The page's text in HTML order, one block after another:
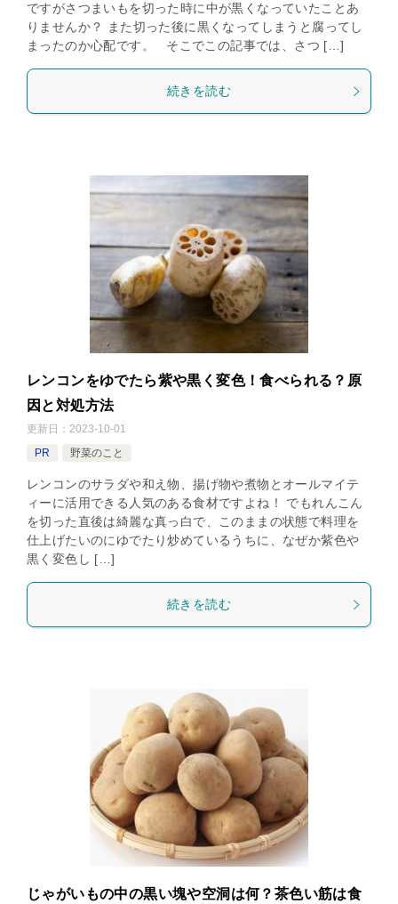
ですがさつまいもを切った時に中が黒くなっていたことあ
りませんか？ また切った後に黒くなってしまうと腐ってし
まったのか心配です。 そこでこの記事では、さつ […]
続きを読む
レンコンをゆでたら紫や黒く変色！食べられる？原
因と対処方法
更新日： 2023-10-01
PR
野菜のこと
レンコンのサラダや和え物、揚げ物や煮物とオールマイテ
ィーに活用できる人気のある食材ですよね！ でもれんこん
を切った直後は綺麗な真っ白で、このままの状態で料理を
仕上げたいのにゆでたり炒めているうちに、なぜか紫色や
黒く変色し […]
続きを読む
じゃがいもの中の黒い塊や空洞は何？茶色い筋は食